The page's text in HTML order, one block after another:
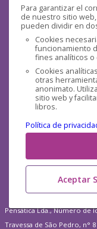
Para garantizar el
de nuestro sitio
pueden dividir en
Cookies
funcionamiento
fines analíticos
Cookies
otras
anonimato.
sitio web y
libros.
Política de
Aceptar
Pensática Lda., Número de
Travessa de São Pedro, n°